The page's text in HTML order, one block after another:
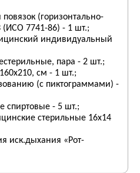
(горизонтально-
(ИСО 7741-86) - 1 шт.;
индивидуальный
пара - 2 шт.;
см - 1 шт.;
(с пиктограммами) -
спиртовые - 5 шт.;
стерильные 16х14
иск.дыхания «Рот-